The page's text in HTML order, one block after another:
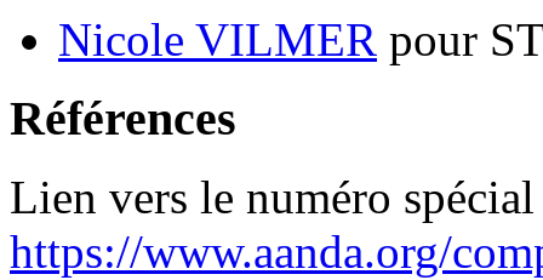
Nicole VILMER pour
Références
Lien vers le numéro spécial
https://www.aanda.org/